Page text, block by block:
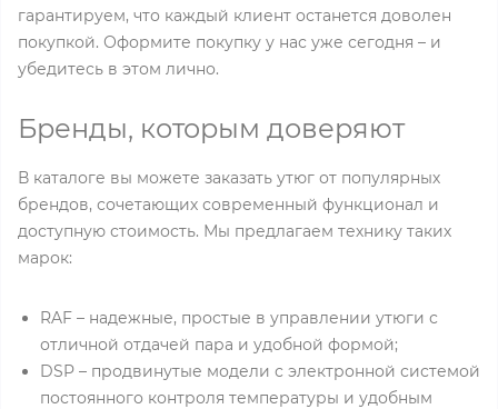
гарантируем, что каждый клиент останется доволен
покупкой. Оформите покупку у нас уже сегодня – и
убедитесь в этом лично.
Бренды, которым доверяют
В каталоге вы можете заказать утюг от популярных
брендов, сочетающих современный функционал и
доступную стоимость. Мы предлагаем технику таких
марок:
RAF – надежные, простые в управлении утюги с
отличной отдачей пара и удобной формой;
DSP – продвинутые модели с электронной системой
постоянного контроля температуры и удобным